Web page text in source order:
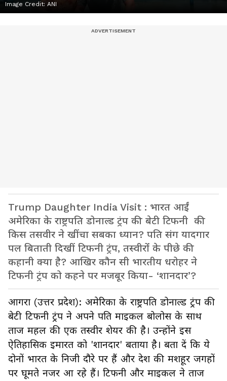
Image Credit: ANI
Trump Daughter India Visit : भारत आईं
अमेरिका के राष्ट्रपति डोनाल्ड ट्रंप की बेटी टिफनी की
किस तसवीर ने खींचा सबका ध्यान? पति संग यादगार
पल बिताती दिखीं टिफनी ट्रंप, तस्वीरों के पीछे की
कहानी क्या है? आखिर कौन सी भारतीय धरोहर ने
टिफनी ट्रंप को कहने पर मजबूर किया- ‘शानदार’?
आगरा (उत्तर प्रदेश): अमेरिका के राष्ट्रपति डोनाल्ड ट्रंप की
बेटी टिफनी ट्रंप ने अपने पति माइकल बोलोस के साथ
ताज महल की एक तस्वीर शेयर की है। उन्होंने इस
ऐतिहासिक इमारत को 'शानदार' बताया है। बता दें कि ये
दोनों भारत के निजी दौरे पर हैं और देश की मशहूर जगहों
पर घूमते नजर आ रहे हैं। टिफनी और माइकल ने ताज